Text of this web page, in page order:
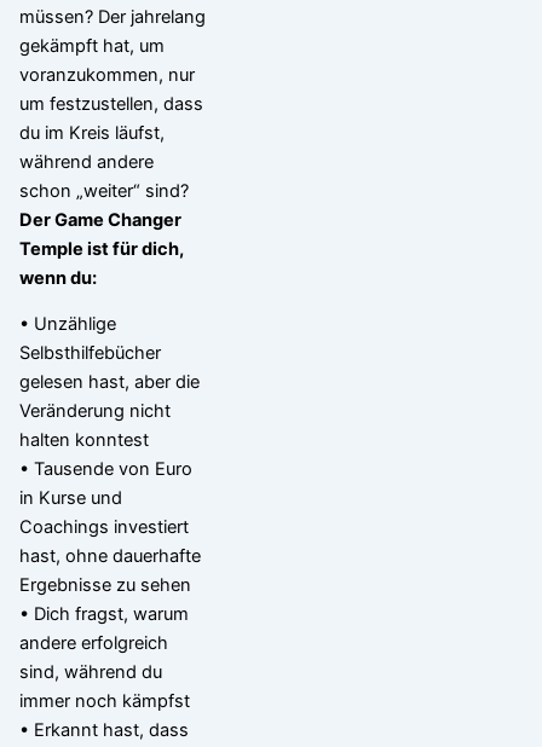
müssen? Der jahrelang
gekämpft hat, um
voranzukommen, nur
um festzustellen, dass
du im Kreis läufst,
während andere
schon „weiter“ sind?
Der Game Changer
Temple ist für dich,
wenn du:
• Unzählige
Selbsthilfebücher
gelesen hast, aber die
Veränderung nicht
halten konntest
• Tausende von Euro
in Kurse und
Coachings investiert
hast, ohne dauerhafte
Ergebnisse zu sehen
• Dich fragst, warum
andere erfolgreich
sind, während du
immer noch kämpfst
• Erkannt hast, dass